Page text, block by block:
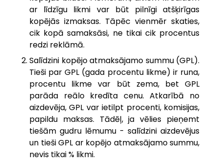
ar līdzīgu likmi var būt pilnīgi atšķirīgas
kopējās izmaksas. Tāpēc vienmēr skaties,
cik kopā samaksāsi, ne tikai cik procentus
redzi reklāmā.
Salīdzini kopējo atmaksājamo summu (GPL).
Tieši par GPL (gada procentu likme) ir runa,
procentu likme var būt zema, bet GPL
parāda reālo kredīta cenu. Atkarībā no
aizdevēja, GPL var ietilpt procenti, komisijas,
papildu maksas. Tādēļ, ja vēlies pieņemt
tiešām gudru lēmumu - salīdzini aizdevējus
un tieši GPL ar kopējo atmaksājamo summu,
nevis tikai % likmi.